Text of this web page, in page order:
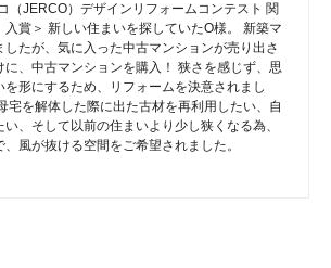
（JERCO）デザインリフォームコンテスト 関
賞＞ 新しい住まいを探していたO様。 新築マ
したが、気に入った中古マンションが売り出さ
に、中古マンションを購入！ 狭さを感じず、思
を形にするため、リフォームを決意されまし
宅を解体した際に出た古材を再利用したい、自
、そして以前の住まいより少し狭くなる為、
風が抜ける空間をご希望されました。